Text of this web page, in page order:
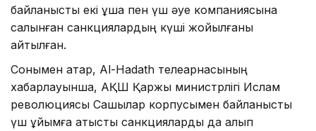
байланысты екі ұшақ пен үш әуе компаниясына
салынған санкциялардың күші жойылғаны
айтылған.
Сонымен қатар, Al-Hadath телеарнасының
хабарлауынша, АҚШ Қаржы министрлігі Ислам
революциясы Сақшылар корпусымен байланысты
үш ұйымға қатысты санкцияларды да алып